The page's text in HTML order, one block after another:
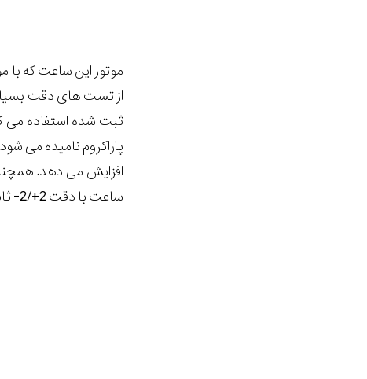
ثبت شده استفاده می
ساعت با دقت 2+/2- ثانیه در روز تست می شود.